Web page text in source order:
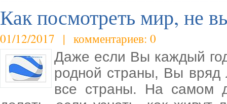
Как посмотреть мир, не
01/12/2017 | комментариев: 0
Даже если Вы каждый
родной страны, Вы вряд
все страны. На самом